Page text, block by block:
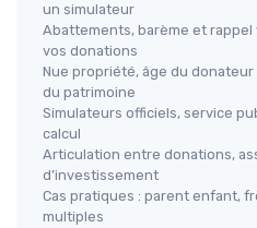
un simulateur
Abattements, barème et
vos donations
Nue propriété, âge du
du patrimoine
Simulateurs officiels, service
calcul
Articulation entre donations,
d’investissement
Cas pratiques : parent enfant,
multiples